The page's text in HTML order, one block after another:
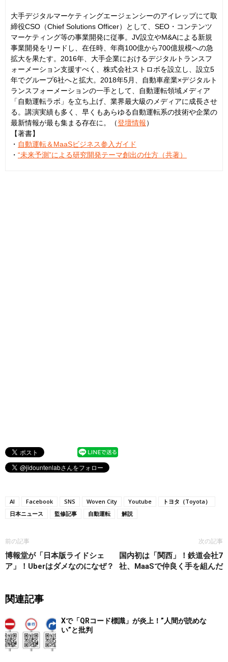
大手デジタルマーケティングエージェンシーのアイレップにて取
締役CSO（Chief Solutions Officer）として、SEO・コンテンツ
マーケティング等の事業開発に従事。JV設立やM&Aによる新規
事業開発をリードし、在任時、年商100億から700億規模への急
拡大を果たす。2016年、大手企業におけるデジタルトランスフ
ォーメーション支援すべく、株式会社ストロボを設立し、設立5
年でグループ6社へと拡大。2018年5月、自動車産業×デジタルト
ランスフォーメーションの一手として、自動運転領域メディア
「自動運転ラボ」を立ち上げ、業界最大級のメディアに成長させ
る。講演実績も多く、早くもあらゆる自動運転系の技術や企業の
最新情報が最も集まる存在に。（登壇情報）
【著書】
・ 自動運転＆MaaSビジネス参入ガイド
・ “未来予測”による研究開発テーマ創出の仕方（共著）
AI Facebook SNS Woven City Youtube
トヨタ（Toyota）
日本ニュース
監修記事 自動運転 解説
前の記事
博報堂が「日本版ライドシェ
ア」！Uberはダメなのになぜ？
次の記事
国内初は「関西」！鉄道会社7
社、MaaSで仲良く手を組んだ
関連記事
Xで「QRコード標識」が炎上！”人間が読めな
い”と批判